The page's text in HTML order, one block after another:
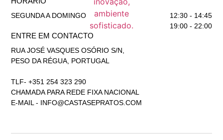
SEGUNDA A DOMINGO
12:30 - 14:45
19:00 - 22:00
ENTRE EM CONTACTO
RUA JOSÉ VASQUES OSÓRIO S/N,
PESO DA RÉGUA, PORTUGAL
TLF- +351 254 323 290
CHAMADA PARA REDE FIXA NACIONAL
E-MAIL - INFO@CASTASEPRATOS.COM